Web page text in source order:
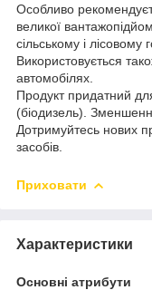
Особливо
великої
сільському і лісовому
Використовується
автомобілях.
Продукт придатний
(біодизель).
Дотримуйтесь нових
засобів.
Приховати
Характеристики
Основні атрибути